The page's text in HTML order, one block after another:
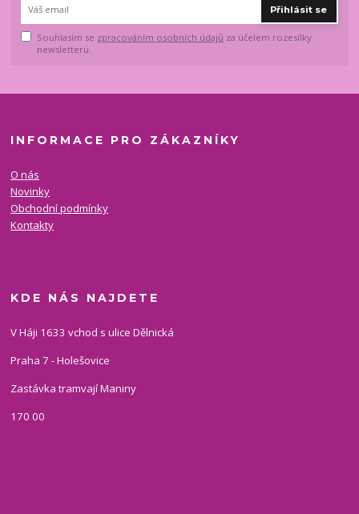
Přihlásit se
Souhlasím se zpracováním osobních údajů za účelem rozesílky
newsletteru.
INFORMACE PRO ZÁKAZNÍKY
O nás
Novinky
Obchodní podmínky
Kontakty
KDE NÁS NAJDETE
V Háji 1633 vchod s ulice Dělnická
Praha 7 - Holešovice
Zastávka tramvají Maniny
170 00